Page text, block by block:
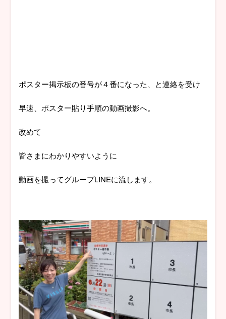
ポスター掲示板の番号が４番になった、と連絡を受け
早速、ポスター貼り手順の動画撮影へ。
改めて
皆さまにわかりやすいように
動画を撮ってグループLINEに流します。